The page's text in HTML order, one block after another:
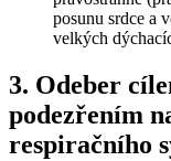
posunu srdce a
velkých
3. Odeber
podezřením
respiračního